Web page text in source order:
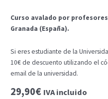
Curso avalado por
Granada (España).
Si eres estudiante de la
10€ de descuento utilizando el
email de la universidad.
29,90€ IVA incluido